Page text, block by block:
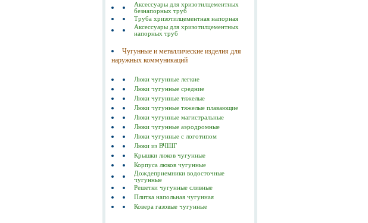
Аксессуары для хризотилцементных
безнапорных труб
Труба хризотилцементная напорная
Аксессуары для хризотилцементных
напорных труб
Чугунные и металлические изделия для
наружных коммуникаций
Люки чугунные легкие
Люки чугунные средние
Люки чугунные тяжелые
Люки чугунные тяжелые плавающие
Люки чугунные магистральные
Люки чугунные аэродромные
Люки чугунные с логотипом
Люки из ВЧШГ
Крышки люков чугунные
Корпуса люков чугунные
Дождеприемники водосточные
чугунные
Решетки чугунные сливные
Плитка напольная чугунная
Ковера газовые чугунные